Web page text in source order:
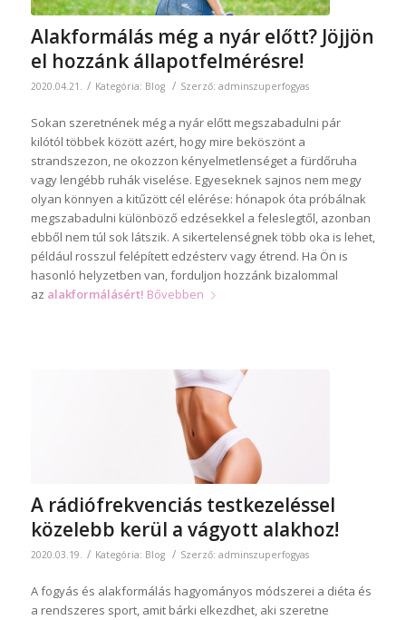
Alakformálás még a nyár előtt? Jöjjön
el hozzánk állapotfelmérésre!
2020.04.21. / Kategória: Blog / Szerző: adminszuperfogyas
Sokan szeretnének még a nyár előtt megszabadulni pár
kilótól többek között azért, hogy mire beköszönt a
strandszezon, ne okozzon kényelmetlenséget a fürdőruha
vagy lengébb ruhák viselése. Egyeseknek sajnos nem megy
olyan könnyen a kitűzött cél elérése: hónapok óta próbálnak
megszabadulni különböző edzésekkel a feleslegtől, azonban
ebből nem túl sok látszik. A sikertelenségnek több oka is lehet,
például rosszul felépített edzésterv vagy étrend. Ha Ön is
hasonló helyzetben van, forduljon hozzánk bizalommal
az alakformálásért! Bővebben
A rádiófrekvenciás testkezeléssel
közelebb kerül a vágyott alakhoz!
2020.03.19. / Kategória: Blog / Szerző: adminszuperfogyas
A fogyás és alakformálás hagyományos módszerei a diéta és
a rendszeres sport, amit bárki elkezdhet, aki szeretne